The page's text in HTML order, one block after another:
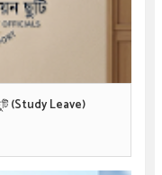
ছুটি (Study Leave)